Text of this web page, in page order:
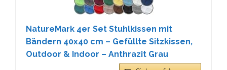
NatureMark 4er Set Stuhlkissen mit
Bändern 40x40 cm – Gefüllte Sitzkissen,
Outdoor & Indoor – Anthrazit Grau